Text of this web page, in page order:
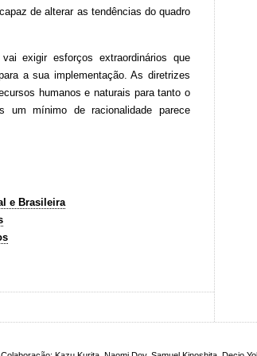
de alterar as tendências do quadro
exigir esforços extraordinários que
a sua implementação. As diretrizes
humanos e naturais para tanto o
um mínimo de racionalidade parece
e Brasileira